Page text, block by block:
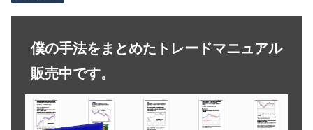
僕の手法をまとめたトレードマニュアル
販売中です。